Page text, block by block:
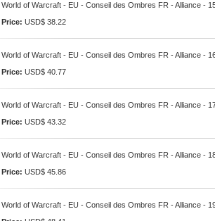
World of Warcraft - EU - Conseil des Ombres FR - Alliance -
Price: USD$ 38.22
World of Warcraft - EU - Conseil des Ombres FR - Alliance -
Price: USD$ 40.77
World of Warcraft - EU - Conseil des Ombres FR - Alliance -
Price: USD$ 43.32
World of Warcraft - EU - Conseil des Ombres FR - Alliance -
Price: USD$ 45.86
World of Warcraft - EU - Conseil des Ombres FR - Alliance -